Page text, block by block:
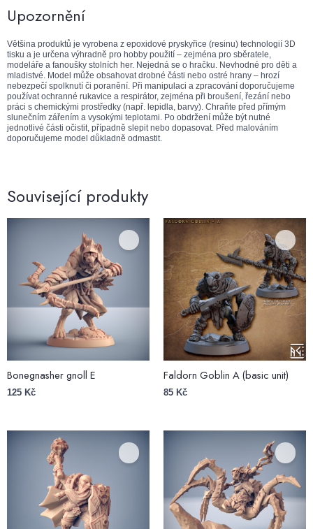
Upozornění
Většina produktů je vyrobena z epoxidové pryskyřice (resinu) technologií 3D
tisku a je určena výhradně pro hobby použití – zejména pro sběratele,
modeláře a fanoušky stolních her. Nejedná se o hračku. Nevhodné pro děti a
mladistvé. Model může obsahovat drobné části nebo ostré hrany – hrozí
nebezpečí spolknutí či poranění. Při manipulaci a zpracování doporučujeme
používat ochranné rukavice a respirátor, zejména při broušení, řezání nebo
práci s chemickými prostředky (např. lepidla, barvy). Chraňte před přímým
slunečním zářením a vysokými teplotami. Po obdržení může být nutné
jednotlivé části očistit, případně slepit nebo dopasovat. Před malováním
doporučujeme model důkladně odmastit.
Související produkty
Bonegnasher gnoll E
125 Kč
Faldorn Goblin A (basic unit)
85 Kč